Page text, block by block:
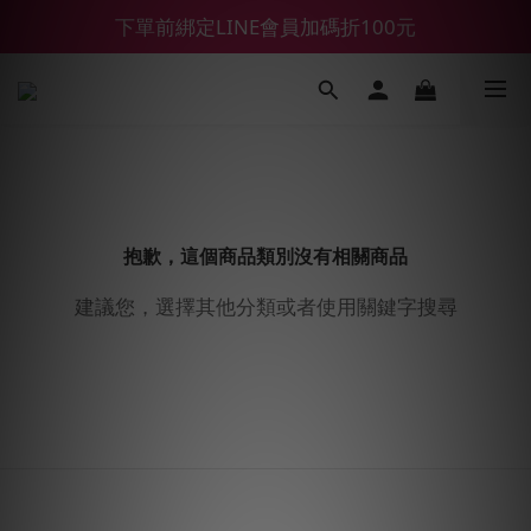
【鑽石熊/金熊新客首購限定】優惠搭車金
下單前綁定LINE會員加碼折100元
【55688商城】6 月年中慶滿額贈品發送延遲公告
抱歉，這個商品類別沒有相關商品
建議您，選擇其他分類或者使用關鍵字搜尋